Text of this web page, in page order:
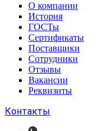
О компании
История
ГОСТы
Сертификаты
Поставщики
Сотрудники
Отзывы
Вакансии
Реквизиты
Контакты